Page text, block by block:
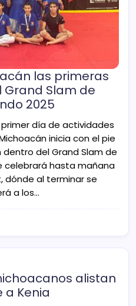
las primeras
Slam de
2025
día de actividades
inicia con el pie
del Grand Slam de
celebrará hasta mañana
dónde al terminar se
a los…
alistan
a Kenia